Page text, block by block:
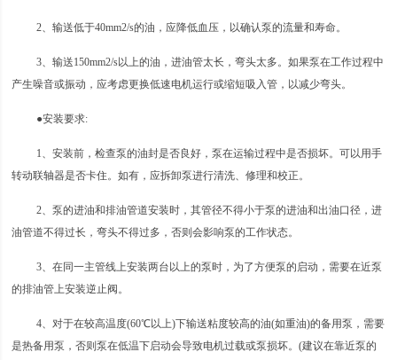
2、输送低于40mm2/s的油，应降低血压，以确认泵的流量和寿命。
3、输送150mm2/s以上的油，进油管太长，弯头太多。如果泵在工作过程中
产生噪音或振动，应考虑更换低速电机运行或缩短吸入管，以减少弯头。
●安装要求:
1、安装前，检查泵的油封是否良好，泵在运输过程中是否损坏。可以用手
转动联轴器是否卡住。如有，应拆卸泵进行清洗、修理和校正。
2、泵的进油和排油管道安装时，其管径不得小于泵的进油和出油口径，进
油管道不得过长，弯头不得过多，否则会影响泵的工作状态。
3、在同一主管线上安装两台以上的泵时，为了方便泵的启动，需要在近泵
的排油管上安装逆止阀。
4、对于在较高温度(60℃以上)下输送粘度较高的油(如重油)的备用泵，需要
是热备用泵，否则泵在低温下启动会导致电机过载或泵损坏。(建议在靠近泵的